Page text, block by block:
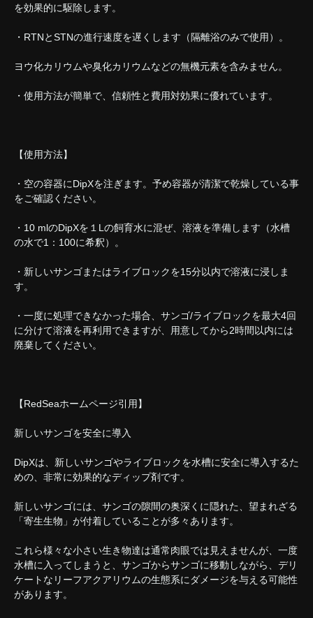
を効果的に駆除します。
・RTNとSTNの進行速度を遅くします（隔離浴のみで使用）。
ヨウ化カリウムや臭化カリウムなどの無機元素を含みません。
・使用方法が簡単で、信頼性と費用対効果に優れています。
【使用方法】
・空の容器にDipXを注ぎます。予め容器が清潔で乾燥している事
をご確認ください。
・10 mlのDipXを１Lの飼育水に混ぜ、溶液を準備します（水槽
の水で1：100に希釈）。
・新しいサンゴまたはライブロックを15分以内で溶液に浸しま
す。
・一度に処理できなかった場合、サンゴ/ライブロックを最大4回
に分けて溶液を再利用できますが、用意してから2時間以内には
廃棄してください。
【RedSeaホームページ引用】
新しいサンゴを安全に導入
DipXは、新しいサンゴやライブロックを水槽に安全に導入するた
めの、非常に効果的なディップ剤です。
新しいサンゴには、サンゴの隙間の奥深くに隠れた、望まれざる
「寄生生物」が付着していることが多々あります。
これら様々な小さい生き物達は通常肉眼では見えませんが、一度
水槽に入ってしまうと、サンゴからサンゴに移動しながら、デリ
ケートなリーフアクアリウムの生態系にダメージを与える可能性
があります。